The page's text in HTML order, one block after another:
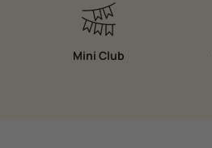
Mini Club